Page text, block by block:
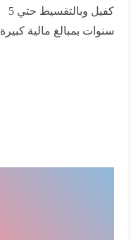
كفيل وبالتقسيط حتي 5
سنوات بمبالغ مالية كبيرة